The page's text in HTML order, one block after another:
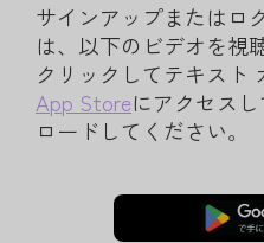
サインアップまたはロ
は、以下のビデオを視
クリックしてテキスト
App Storeにアクセス
ロードしてください。
無料ダ